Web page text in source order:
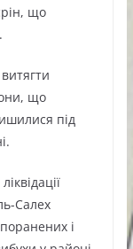
що
що
під
Салех
і